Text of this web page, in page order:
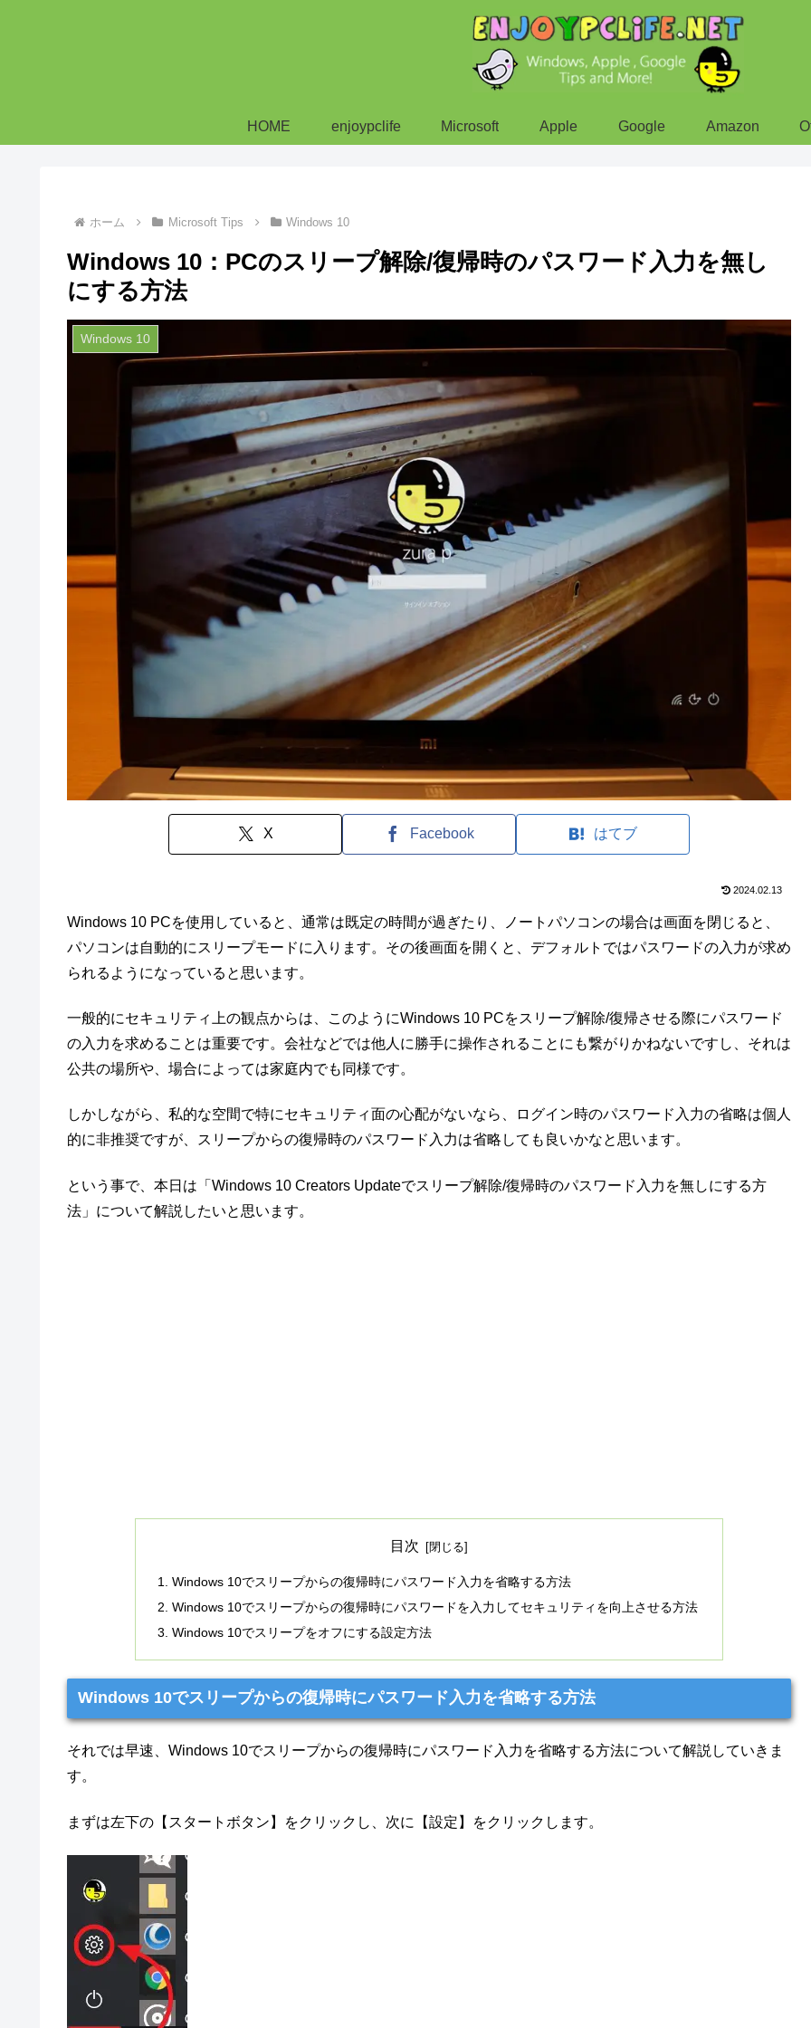
HOME enjoypclife Microsoft Apple Google Amazon
ホーム Microsoft Tips Windows 10
Windows 10：PCのスリープ解除/復帰時のパスワード入力を無し
にする方法
Windows 10
X Facebook はてブ
2024.02.13
Windows 10 PCを使用していると、通常は既定の時間が過ぎたり、ノートパソコンの場合は画面を閉じると、
パソコンは自動的にスリープモードに入ります。その後画面を開くと、デフォルトではパスワードの入力が求め
られるようになっていると思います。
一般的にセキュリティ上の観点からは、このようにWindows 10 PCをスリープ解除/復帰させる際にパスワード
の入力を求めることは重要です。会社などでは他人に勝手に操作されることにも繋がりかねないですし、それは
公共の場所や、場合によっては家庭内でも同様です。
しかしながら、私的な空間で特にセキュリティ面の心配がないなら、ログイン時のパスワード入力の省略は個人
的に非推奨ですが、スリープからの復帰時のパスワード入力は省略しても良いかなと思います。
という事で、本日は「Windows 10 Creators Updateでスリープ解除/復帰時のパスワード入力を無しにする方
法」について解説したいと思います。
目次
Windows 10でスリープからの復帰時にパスワード入力を省略する方法
Windows 10でスリープからの復帰時にパスワードを入力してセキュリティを向上させる方法
Windows 10でスリープをオフにする設定方法
Windows 10でスリープからの復帰時にパスワード入力を省略する方法
それでは早速、Windows 10でスリープからの復帰時にパスワード入力を省略する方法について解説していきま
す。
まずは左下の【スタートボタン】をクリックし、次に【設定】をクリックします。